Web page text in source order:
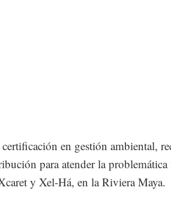
en gestión ambiental,
para atender la
y Xel-Há, en la Riviera Maya.